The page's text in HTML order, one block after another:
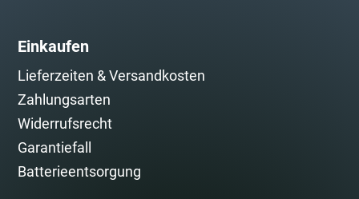
Einkaufen
Lieferzeiten & Versandkosten
Zahlungsarten
Widerrufsrecht
Garantiefall
Batterieentsorgung